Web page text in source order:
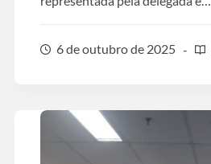
6 de outubro de 2025